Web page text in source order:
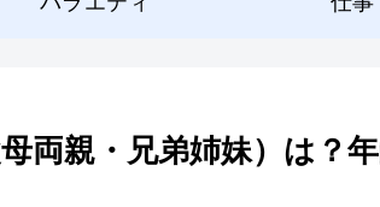
両親・兄弟姉妹）は？